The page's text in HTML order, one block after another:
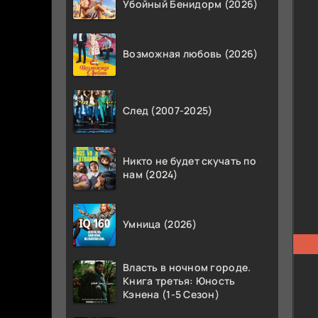
Убойный Бенидорм (2026)
Возможная любовь (2026)
След (2007-2025)
Никто не будет скучать по
нам (2024)
Умница (2026)
Власть в ночном городе.
Книга третья: Юность
Кэнена (1-5 Сезон)